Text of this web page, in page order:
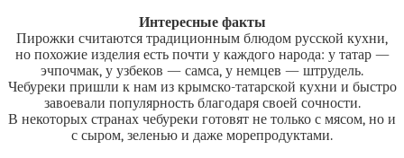
Интересные факты
Пирожки считаются традиционным блюдом русской кухни,
но похожие изделия есть почти у каждого народа: у татар —
эчпочмак, у узбеков — самса, у немцев — штрудель.
Чебуреки пришли к нам из крымско-татарской кухни и быстро
завоевали популярность благодаря своей сочности.
В некоторых странах чебуреки готовят не только с мясом, но и
с сыром, зеленью и даже морепродуктами.